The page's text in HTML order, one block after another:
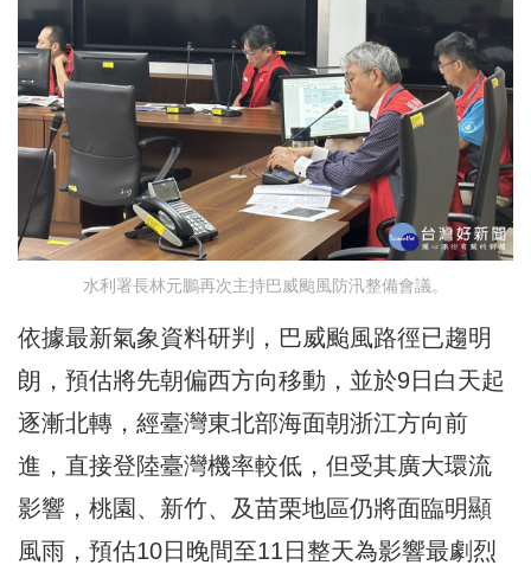
水利署長林元鵬再次主持巴威颱風防汛整備會議。
依據最新氣象資料研判，巴威颱風路徑已趨明
朗，預估將先朝偏西方向移動，並於9日白天起
逐漸北轉，經臺灣東北部海面朝浙江方向前
進，直接登陸臺灣機率較低，但受其廣大環流
影響，桃園、新竹、及苗栗地區仍將面臨明顯
風雨，預估10日晚間至11日整天為影響最劇烈